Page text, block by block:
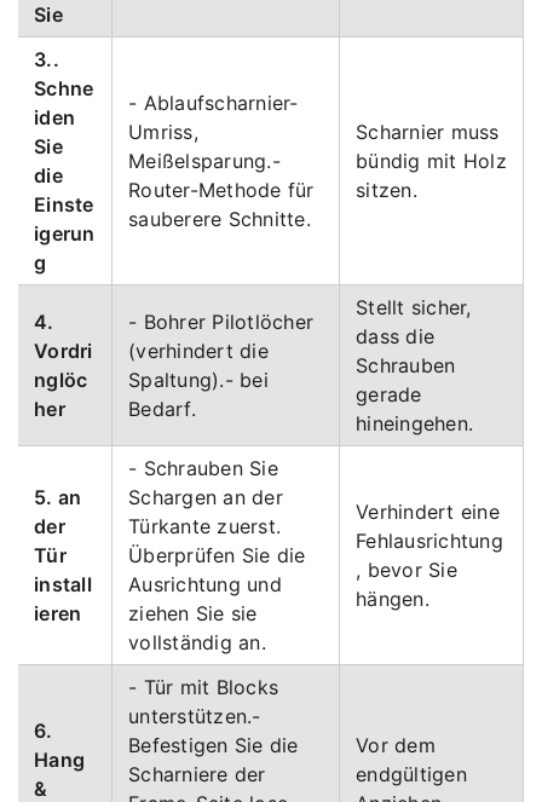
Sie
3..
Schne
iden
Sie
die
Einste
igerun
g
- Ablaufscharnier-
Umriss,
Meißelsparung.-
Router-Methode für
sauberere Schnitte.
Scharnier muss
bündig mit Holz
sitzen.
4.
Vordri
nglöc
her
- Bohrer Pilotlöcher
(verhindert die
Spaltung).- bei
Bedarf.
Stellt sicher,
dass die
Schrauben
gerade
hineingehen.
5. an
der
Tür
install
ieren
- Schrauben Sie
Schargen an der
Türkante zuerst.
Überprüfen Sie die
Ausrichtung und
ziehen Sie sie
vollständig an.
Verhindert eine
Fehlausrichtung
, bevor Sie
hängen.
6.
Hang
&
- Tür mit Blocks
unterstützen.-
Befestigen Sie die
Scharniere der
Vor dem
endgültigen